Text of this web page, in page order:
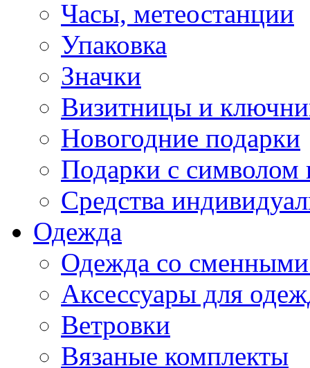
Часы, метеостанции
Упаковка
Значки
Визитницы и
Новогодние подарки
Подарки с символом
Средства
Одежда
Одежда со сменными
Аксессуары для
Ветровки
Вязаные комплекты